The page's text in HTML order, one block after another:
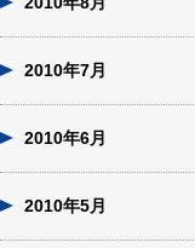
2010年7月
2010年6月
2010年5月